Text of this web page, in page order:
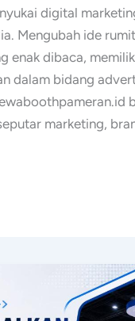
digital
Mengubah ide
enak dibaca,
dalam bidang
marketing,